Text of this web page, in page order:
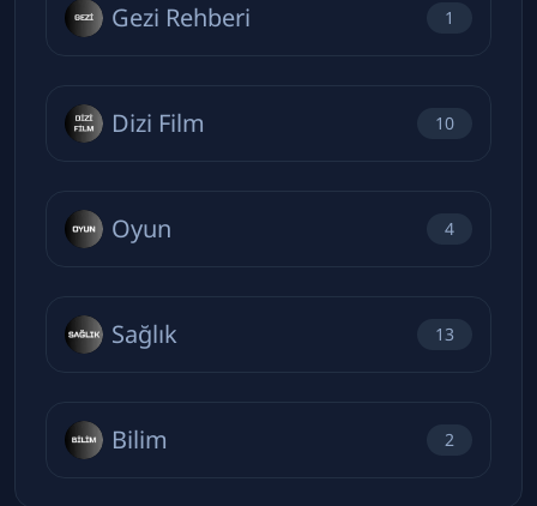
Gezi Rehberi 1
Dizi Film 10
Oyun 4
Sağlık 13
Bilim 2